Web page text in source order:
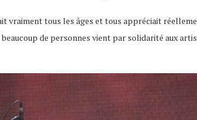
vraiment tous les âges et tous appréciait
de personnes vient par solidarité aux